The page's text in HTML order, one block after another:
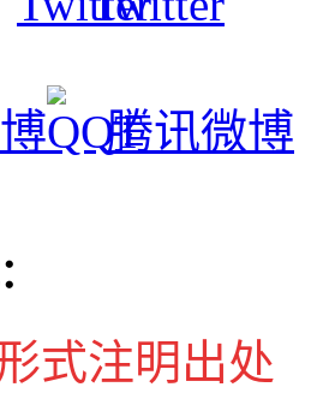
腾讯微博
式注明出处